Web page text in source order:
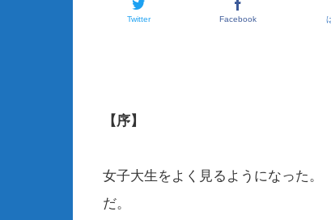
Twitter Facebook
【序】
電車に
女子大生をよく見るようになった